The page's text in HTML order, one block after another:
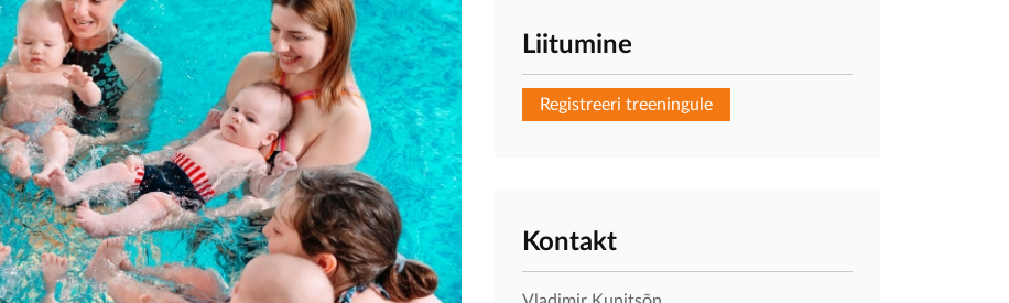
Liitumine
Registreeri treeningule
Kontakt